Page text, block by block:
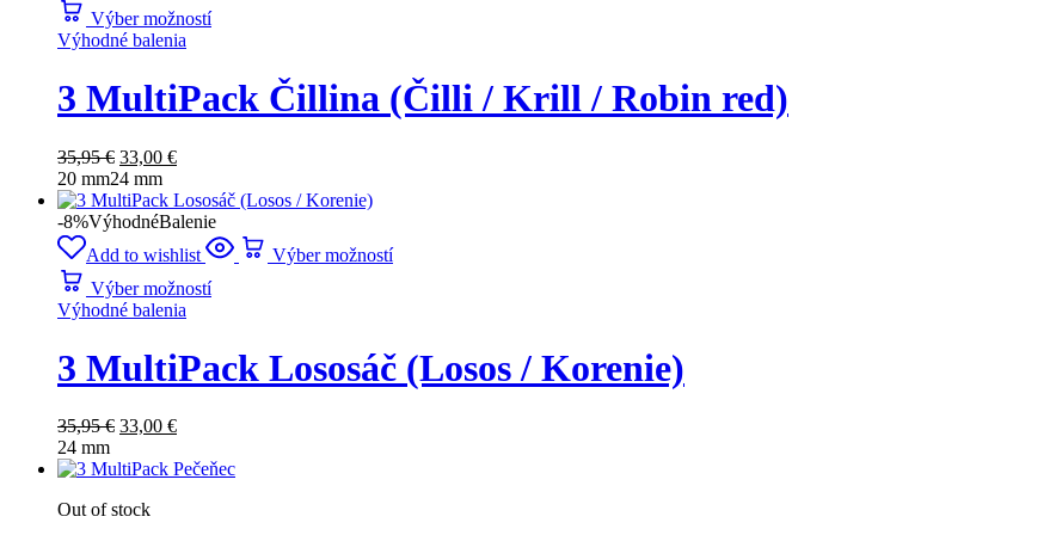
Výber možností
Výhodné balenia
3 MultiPack Čillina (Čilli / Krill / Robin red)
35,95€ 33,00 €
20 mm24 mm
-8%VýhodnéBalenie
Add to wishlist
Výber možností
Výber možností
Výhodné balenia
3 MultiPack Lososáč (Losos / Korenie)
35,95€ 33,00 €
24 mm
Out of stock